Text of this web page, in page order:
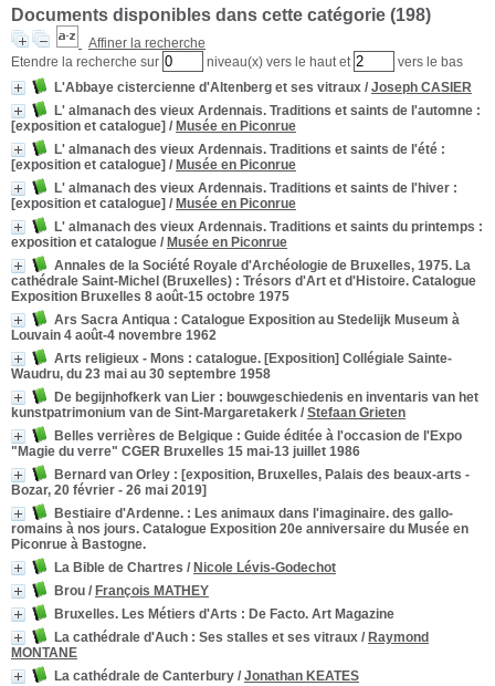
Documents disponibles dans cette catégorie (198)
Affiner la recherche
Etendre la recherche sur
niveau(x) vers le haut et
vers le bas
L'Abbaye cistercienne d'Altenberg et ses vitraux / Joseph CASIER
L' almanach des vieux Ardennais. Traditions et saints de l'automne :
[exposition et catalogue] / Musée en Piconrue
L' almanach des vieux Ardennais. Traditions et saints de l'été :
[exposition et catalogue] / Musée en Piconrue
L' almanach des vieux Ardennais. Traditions et saints de l'hiver :
[exposition et catalogue] / Musée en Piconrue
L' almanach des vieux Ardennais. Traditions et saints du printemps :
exposition et catalogue / Musée en Piconrue
Annales de la Société Royale d'Archéologie de Bruxelles, 1975. La
cathédrale Saint-Michel (Bruxelles) : Trésors d'Art et d'Histoire. Catalogue
Exposition Bruxelles 8 août-15 octobre 1975
Ars Sacra Antiqua : Catalogue Exposition au Stedelijk Museum à
Louvain 4 août-4 novembre 1962
Arts religieux - Mons : catalogue. [Exposition] Collégiale Sainte-
Waudru, du 23 mai au 30 septembre 1958
De begijnhofkerk van Lier : bouwgeschiedenis en inventaris van het
kunstpatrimonium van de Sint-Margaretakerk / Stefaan Grieten
Belles verrières de Belgique : Guide éditée à l'occasion de l'Expo
"Magie du verre" CGER Bruxelles 15 mai-13 juillet 1986
Bernard van Orley : [exposition, Bruxelles, Palais des beaux-arts -
Bozar, 20 février - 26 mai 2019]
Bestiaire d'Ardenne. : Les animaux dans l'imaginaire. des gallo-
romains à nos jours. Catalogue Exposition 20e anniversaire du Musée en
Piconrue à Bastogne.
La Bible de Chartres / Nicole Lévis-Godechot
Brou / François MATHEY
Bruxelles. Les Métiers d'Arts : De Facto. Art Magazine
La cathédrale d'Auch : Ses stalles et ses vitraux / Raymond
MONTANE
La cathédrale de Canterbury / Jonathan KEATES